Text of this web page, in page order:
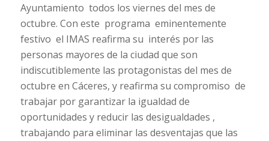
Ayuntamiento todos los viernes del mes de
octubre. Con este programa eminentemente
festivo el IMAS reafirma su interés por las
personas mayores de la ciudad que son
indiscutiblemente las protagonistas del mes de
octubre en Cáceres, y reafirma su compromiso de
trabajar por garantizar la igualdad de
oportunidades y reducir las desigualdades ,
trabajando para eliminar las desventajas que las